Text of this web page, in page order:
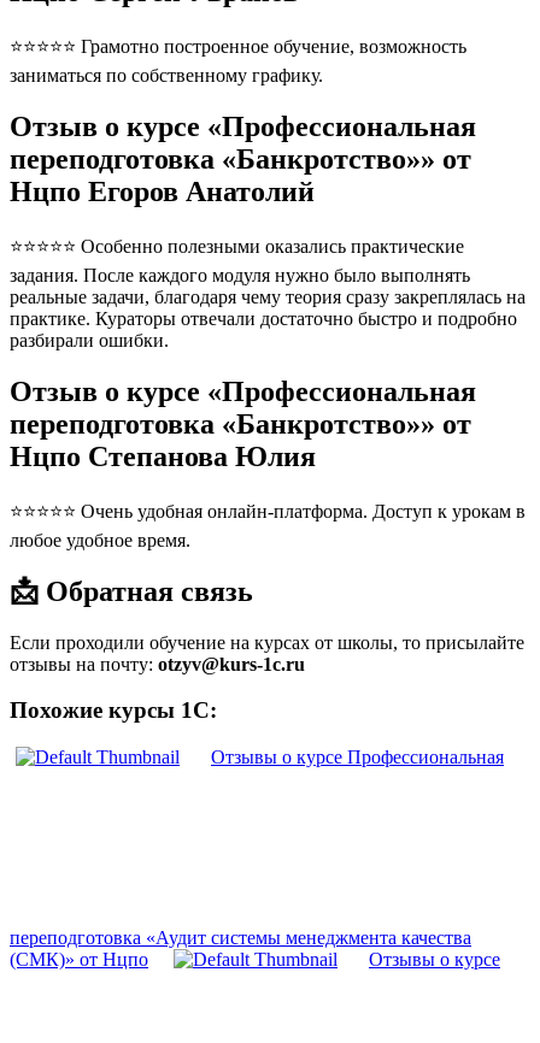
⭐⭐⭐⭐⭐ Грамотно построенное обучение, возможность
заниматься по собственному графику.
Отзыв о курсе «Профессиональная
переподготовка «Банкротство»» от
Нцпо Егоров Анатолий
⭐⭐⭐⭐⭐ Особенно полезными оказались практические
задания. После каждого модуля нужно было выполнять
реальные задачи, благодаря чему теория сразу закреплялась на
практике. Кураторы отвечали достаточно быстро и подробно
разбирали ошибки.
Отзыв о курсе «Профессиональная
переподготовка «Банкротство»» от
Нцпо Степанова Юлия
⭐⭐⭐⭐⭐ Очень удобная онлайн-платформа. Доступ к урокам в
любое удобное время.
📩 Обратная связь
Если проходили обучение на курсах от школы, то присылайте
отзывы на почту: otzyv@kurs-1c.ru
Похожие курсы 1С:
Отзывы о курсе Профессиональная
переподготовка «Аудит системы менеджмента качества
(СМК)» от Нцпо
Отзывы о курсе